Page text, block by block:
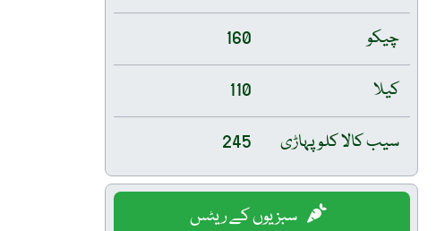
چیکو
160
کیلا
110
سیب کالا کلو پہاڑی
245
سبزیوں کے ریٹس